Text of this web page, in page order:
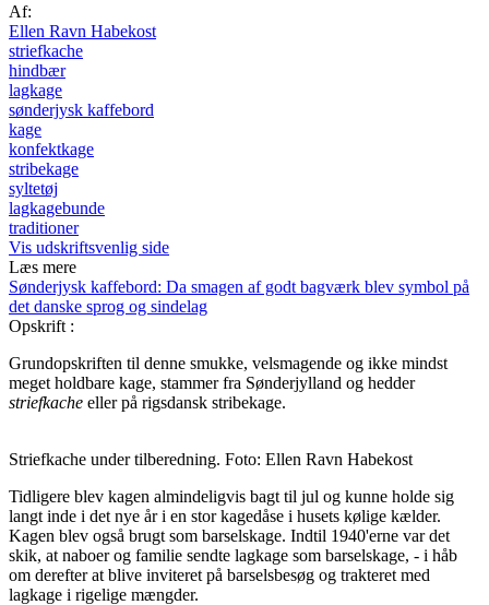
Af:
Ellen Ravn Habekost
striefkache
hindbær
lagkage
sønderjysk kaffebord
kage
konfektkage
stribekage
syltetøj
lagkagebunde
traditioner
Vis udskriftsvenlig side
Læs mere
Sønderjysk kaffebord: Da smagen af godt bagværk blev symbol på
det danske sprog og sindelag
Opskrift :
Grundopskriften til denne smukke, velsmagende og ikke mindst
meget holdbare kage, stammer fra Sønderjylland og hedder
striefkache eller på rigsdansk stribekage.
Striefkache under tilberedning. Foto: Ellen Ravn Habekost
Tidligere blev kagen almindeligvis bagt til jul og kunne holde sig
langt inde i det nye år i en stor kagedåse i husets kølige kælder.
Kagen blev også brugt som barselskage. Indtil 1940'erne var det
skik, at naboer og familie sendte lagkage som barselskage, - i håb
om derefter at blive inviteret på barselsbesøg og trakteret med
lagkage i rigelige mængder.